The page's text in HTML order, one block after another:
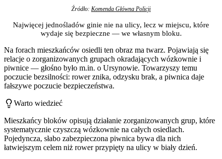
Źródło: Komenda Główna Policji
Najwięcej jednośladów ginie nie na ulicy, lecz w miejscu, które
wydaje się bezpieczne — we własnym bloku.
Na forach mieszkańców osiedli ten obraz ma twarz. Pojawiają się
relacje o zorganizowanych grupach okradających wózkownie i
piwnice — głośno było m.in. o Ursynowie. Towarzyszy temu
poczucie bezsilności: rower znika, odzysku brak, a piwnica daje
fałszywe poczucie bezpieczeństwa.
Warto wiedzieć
Mieszkańcy bloków opisują działanie zorganizowanych grup, które
systematycznie czyszczą wózkownie na całych osiedlach.
Pojedyncza, słabo zabezpieczona piwnica bywa dla nich
łatwiejszym celem niż rower przypięty na ulicy w biały dzień.